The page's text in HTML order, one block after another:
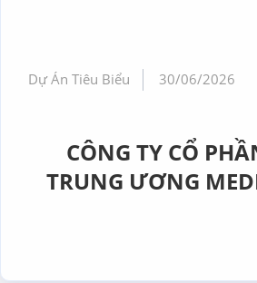
Dự Án Tiêu Biểu 30/06/2026
CÔNG TY CỔ
TRUNG ƯƠNG